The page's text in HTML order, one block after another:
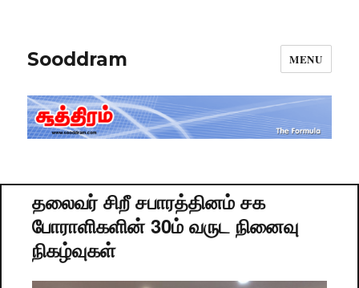
Sooddram MENU
தலைவர் சிறீ சபாரத்தினம் சக
போராளிகளின் 30ம் வருட நினைவு
நிகழ்வுகள்